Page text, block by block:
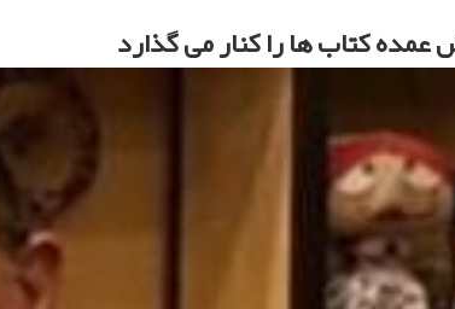
كتاب ها را كنار می گذارد